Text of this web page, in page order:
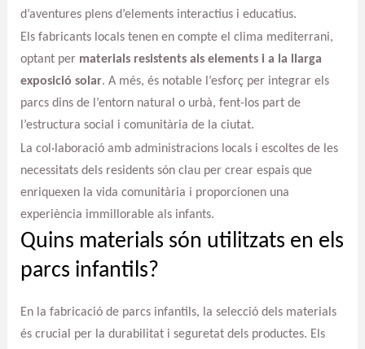
d’aventures plens d’elements interactius i educatius.
Els fabricants locals tenen en compte el clima mediterrani,
optant per materials resistents als elements i a la llarga
exposició solar. A més, és notable l’esforç per integrar els
parcs dins de l’entorn natural o urbà, fent-los part de
l’estructura social i comunitària de la ciutat.
La col·laboració amb administracions locals i escoltes de les
necessitats dels residents són clau per crear espais que
enriquexen la vida comunitària i proporcionen una
experiència immillorable als infants.
Quins materials són utilitzats en els
parcs infantils?
En la fabricació de parcs infantils, la selecció dels materials
és crucial per la durabilitat i seguretat dels productes. Els